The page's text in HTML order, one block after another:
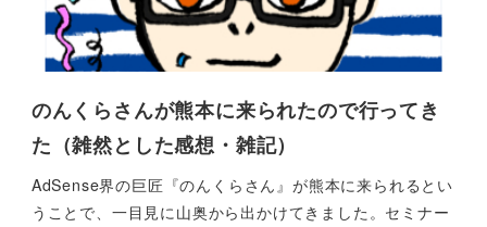
のんくらさんが熊本に来られたので行ってき
た（雑然とした感想・雑記）
AdSense界の巨匠『のんくらさん』が熊本に来られるとい
うことで、一目見に山奥から出かけてきました。セミナー